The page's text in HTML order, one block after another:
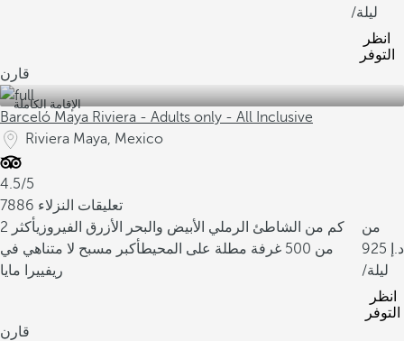
/ليلة
انظر
التوفر
قارن
الإقامة الكاملة
Barceló Maya Riviera - Adults only - All Inclusive
Riviera Maya, Mexico
4.5/5
7886 تعليقات النزلاء
2 كم من الشاطئ الرملي الأبيض والبحر الأزرق الفيروزيأكثر
من 500 غرفة مطلة على المحيط
أكبر مسبح لا متناهي في
ريفييرا مايا
من
925
/ليلة
انظر
التوفر
قارن